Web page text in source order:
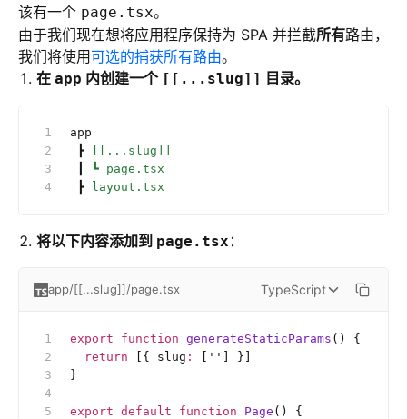
该有一个 page.tsx。
由于我们现在想将应用程序保持为 SPA 并拦截所有路由，
我们将使用可选的捕获所有路由。
在 app 内创建一个 [[...slug]] 目录。
app
┣ [[...slug]]
┗ page.tsx
┣ layout.tsx
将以下内容添加到 page.tsx ：
app/[[...slug]]/page.tsx TypeScript
export function generateStaticParams () {
  return
[{ slug : ''
] }]
}
export default function Page () {